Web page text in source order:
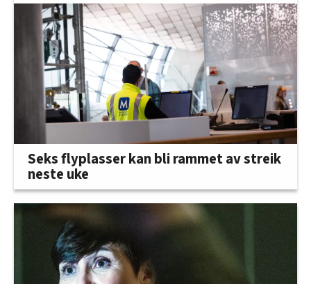
Seks flyplasser kan bli rammet av streik
neste uke